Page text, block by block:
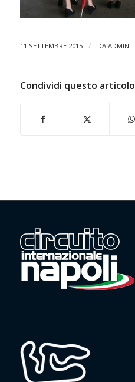
11 SETTEMBRE 2015 / DA ADMIN
Condividi questo articolo